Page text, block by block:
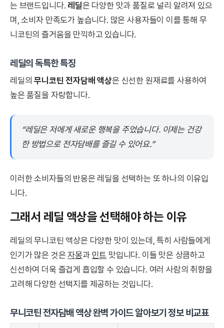
는 브랜드입니다. 레딜은 다양한 맛과 품질로 널리 알려져 있으
며, 소비자 만족도가 높습니다. 많은 사용자들이 이를 통해 무
니코틴의 즐거움을 만끽하고 있습니다.
레딜의 독특한 특징
레딜의무니코틴 전자담배 액상은 신선한 원재료를 사용하여
높은 품질을 자랑합니다.
“레딜은 저에게 새로운 행복을 주었습니다. 이제는 건강
한 방법으로 전자담배를 즐길 수 있어요.”
이러한 소비자들의 반응은 레딜을 선택하는 또 하나의 이유입
니다.
그래서 레딜 액상을 선택해야 하는 이유
레딜의 무니코틴 액상은 다양한 맛이 있는데, 특히 사람들에게
인기가 많은 것은자몽과 민트 맛입니다. 이들 맛은 상큼하고
신선하여 더욱 즐겁게 흡입할 수 있습니다. 여러 사람의 취향을
고려해 다양한 선택지를 제공하는 것입니다.
무니코틴 전자담배 액상 완벽 가이드 알아보기 정보 비교표